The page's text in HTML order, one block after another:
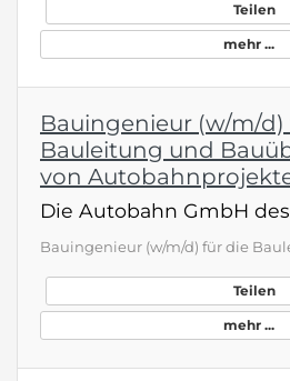
Teilen
mehr ...
Bauingenieur (w/m/d)
Bauleitung und
von
Die Autobahn GmbH
Teilen
mehr ...